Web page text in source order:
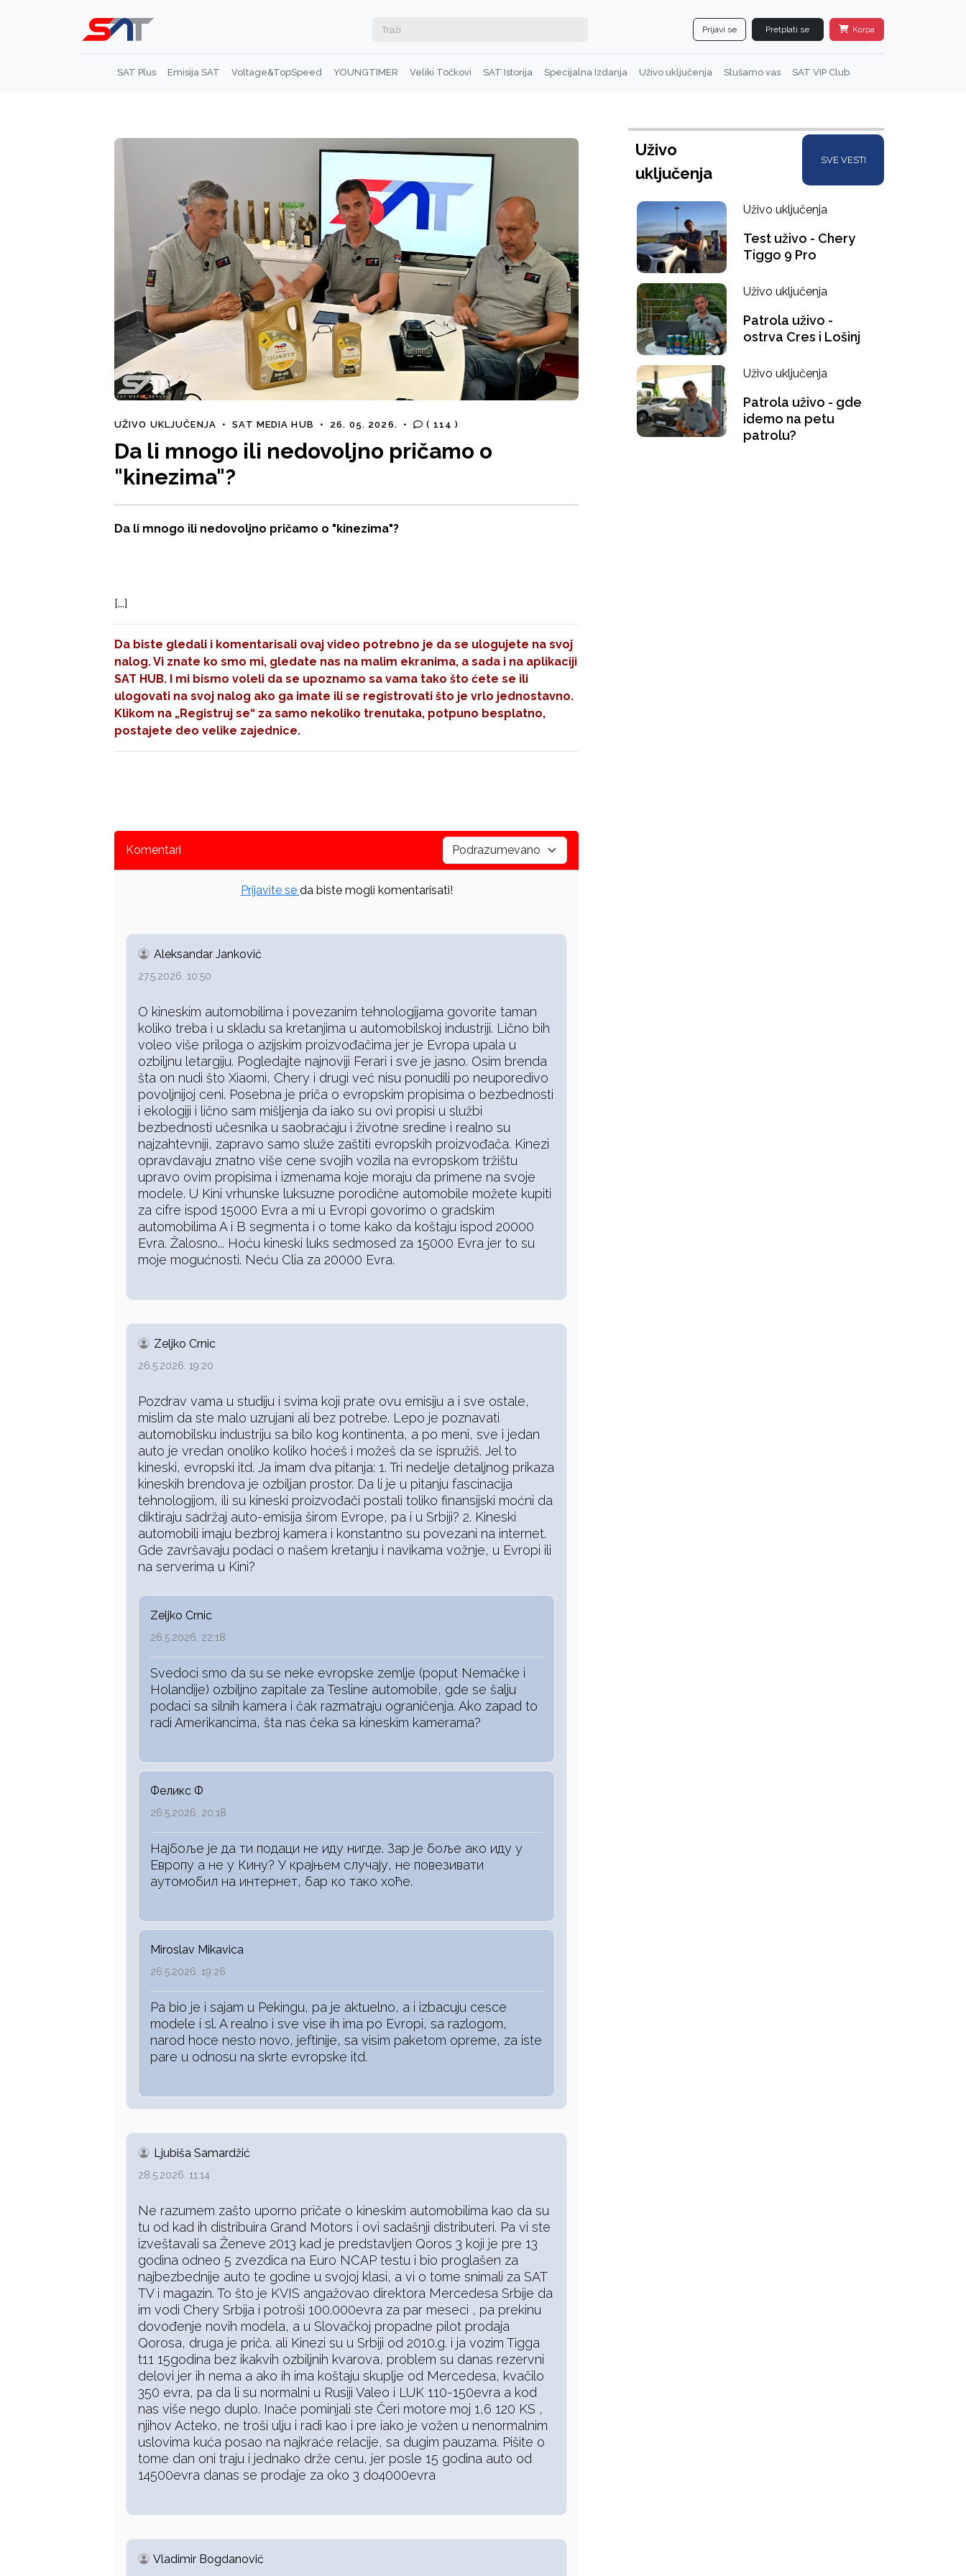
Prijavi se Pretplati se Korpa
SAT Plus Emisija SAT Voltage&TopSpeed YOUNGTIMER Veliki Točkovi SAT Istorija Specijalna Izdanja Uživo uključenja Slušamo vas SAT VIP Club
UŽIVO UKLJUČENJA • SAT MEDIA HUB • 26. 05. 2026. • ( 114 )
Da li mnogo ili nedovoljno pričamo o
"kinezima"?
Da li mnogo ili nedovoljno pričamo o "kinezima"?
[...]
Da biste gledali i komentarisali ovaj video potrebno je da se ulogujete na svoj
nalog. Vi znate ko smo mi, gledate nas na malim ekranima, a sada i na aplikaciji
SAT HUB. I mi bismo voleli da se upoznamo sa vama tako što ćete se ili
ulogovati na svoj nalog ako ga imate ili se registrovati što je vrlo jednostavno.
Klikom na „Registruj se“ za samo nekoliko trenutaka, potpuno besplatno,
postajete deo velike zajednice.
Komentari
Prijavite se da biste mogli komentarisati!
Aleksandar Janković
27.5.2026. 10:50
O kineskim automobilima i povezanim tehnologijama govorite taman
koliko treba i u skladu sa kretanjima u automobilskoj industriji. Lično bih
voleo više priloga o azijskim proizvođačima jer je Evropa upala u
ozbiljnu letargiju. Pogledajte najnoviji Ferari i sve je jasno. Osim brenda
šta on nudi što Xiaomi, Chery i drugi već nisu ponudili po neuporedivo
povoljnijoj ceni. Posebna je priča o evropskim propisima o bezbednosti
i ekologiji i lično sam mišljenja da iako su ovi propisi u službi
bezbednosti učesnika u saobraćaju i životne sredine i realno su
najzahtevniji, zapravo samo služe zaštiti evropskih proizvođača. Kinezi
opravdavaju znatno više cene svojih vozila na evropskom tržištu
upravo ovim propisima i izmenama koje moraju da primene na svoje
modele. U Kini vrhunske luksuzne porodične automobile možete kupiti
za cifre ispod 15000 Evra a mi u Evropi govorimo o gradskim
automobilima A i B segmenta i o tome kako da koštaju ispod 20000
Evra. Žalosno... Hoću kineski luks sedmosed za 15000 Evra jer to su
moje mogućnosti. Neću Clia za 20000 Evra.
Zeljko Crnic
26.5.2026. 19:20
Pozdrav vama u studiju i svima koji prate ovu emisiju a i sve ostale,
mislim da ste malo uzrujani ali bez potrebe. Lepo je poznavati
automobilsku industriju sa bilo kog kontinenta, a po meni, sve i jedan
auto je vredan onoliko koliko hoćeš i možeš da se ispružiš. Jel to
kineski, evropski itd. Ja imam dva pitanja: 1. Tri nedelje detaljnog prikaza
kineskih brendova je ozbiljan prostor. Da li je u pitanju fascinacija
tehnologijom, ili su kineski proizvođači postali toliko finansijski moćni da
diktiraju sadržaj auto-emisija širom Evrope, pa i u Srbiji? 2. Kineski
automobili imaju bezbroj kamera i konstantno su povezani na internet.
Gde završavaju podaci o našem kretanju i navikama vožnje, u Evropi ili
na serverima u Kini?
Zeljko Crnic
26.5.2026. 22:18
Svedoci smo da su se neke evropske zemlje (poput Nemačke i
Holandije) ozbiljno zapitale za Tesline automobile, gde se šalju
podaci sa silnih kamera i čak razmatraju ograničenja. Ako zapad to
radi Amerikancima, šta nas čeka sa kineskim kamerama?
Феликс Ф
26.5.2026. 20:18
Најбоље је да ти подаци не иду нигде. Зар је боље ако иду у
Европу а не у Кину? У крајњем случају, не повезивати
аутомобил на интернет, бар ко тако хоће.
Miroslav Mikavica
26.5.2026. 19:26
Pa bio je i sajam u Pekingu, pa je aktuelno, a i izbacuju cesce
modele i sl. A realno i sve vise ih ima po Evropi, sa razlogom,
narod hoce nesto novo, jeftinije, sa visim paketom opreme, za iste
pare u odnosu na skrte evropske itd.
Ljubiša Samardžić
28.5.2026. 11:14
Ne razumem zašto uporno pričate o kineskim automobilima kao da su
tu od kad ih distribuira Grand Motors i ovi sadašnji distributeri. Pa vi ste
izveštavali sa Ženeve 2013 kad je predstavljen Qoros 3 koji je pre 13
godina odneo 5 zvezdica na Euro NCAP testu i bio proglašen za
najbezbednije auto te godine u svojoj klasi, a vi o tome snimali za SAT
TV i magazin. To što je KVIS angažovao direktora Mercedesa Srbije da
im vodi Chery Srbija i potroši 100.000evra za par meseci , pa prekinu
dovođenje novih modela, a u Slovačkoj propadne pilot prodaja
Qorosa, druga je priča. ali Kinezi su u Srbiji od 2010.g. i ja vozim Tigga
t11 15godina bez ikakvih ozbiljnih kvarova, problem su danas rezervni
delovi jer ih nema a ako ih ima koštaju skuplje od Mercedesa, kvačilo
350 evra, pa da li su normalni u Rusiji Valeo i LUK 110-150evra a kod
nas više nego duplo. Inače pominjali ste Čeri motore moj 1,6 120 KS ,
njihov Acteko, ne troši ulju i radi kao i pre iako je vožen u nenormalnim
uslovima kuća posao na najkraće relacije, sa dugim pauzama. Pišite o
tome dan oni traju i jednako drže cenu, jer posle 15 godina auto od
14500evra danas se prodaje za oko 3 do4000evra
Vladimir Bogdanović
Uživo
uključenja
SVE VESTI
Uživo uključenja
Test uživo - Chery
Tiggo 9 Pro
Uživo uključenja
Patrola uživo -
ostrva Cres i Lošinj
Uživo uključenja
Patrola uživo - gde
idemo na petu
patrolu?